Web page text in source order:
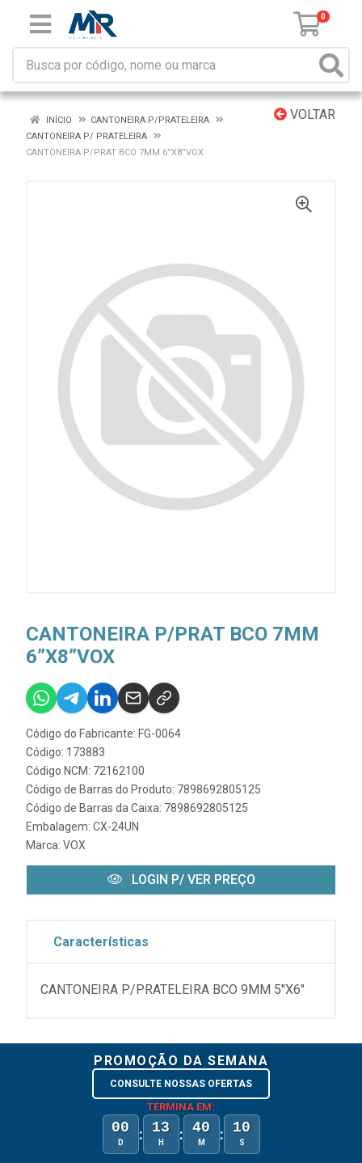
0
VOLTAR
INÍCIO
CANTONEIRA P/PRATELEIRA
CANTONEIRA P/ PRATELEIRA
CANTONEIRA P/PRAT BCO 7MM 6”X8”VOX
CANTONEIRA P/PRAT BCO 7MM
6”X8”VOX
Código do Fabricante: FG-0064
Código: 173883
Código NCM: 72162100
Código de Barras do Produto: 7898692805125
Código de Barras da Caixa: 7898692805125
Embalagem: CX-24UN
Marca: VOX
LOGIN P/ VER PREÇO
Características
CANTONEIRA P/PRATELEIRA BCO 9MM 5"X6"
PROMOÇÃO DA SEMANA
CONSULTE NOSSAS OFERTAS
TERMINA EM:
00
D : 13
H : 40
M : 09
S